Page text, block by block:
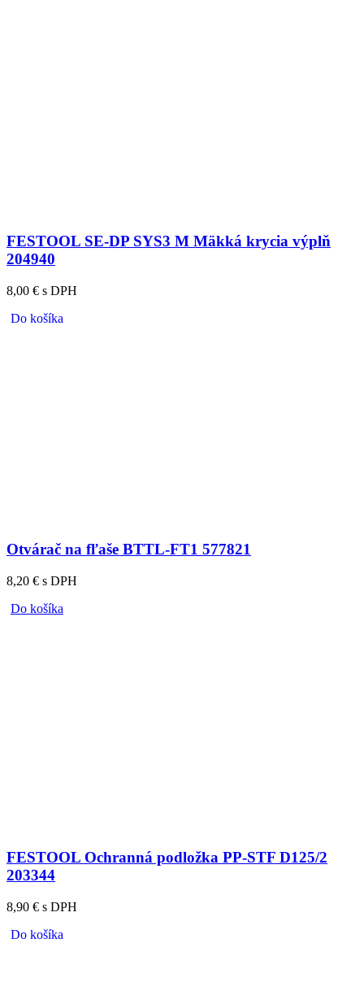
FESTOOL SE-DP SYS3 M Mäkká krycia výplň
204940
8,00 € s DPH
Do košíka
Otvárač na fľaše BTTL-FT1 577821
8,20 € s DPH
Do košíka
FESTOOL Ochranná podložka PP-STF D125/2
203344
8,90 € s DPH
Do košíka